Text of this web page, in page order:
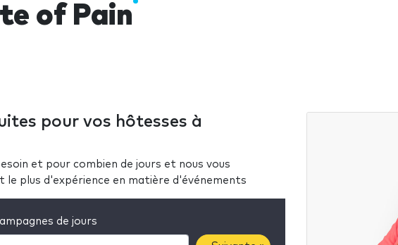
of Pain
pour vos hôtesses à
et pour combien de jours et nous vous
le plus d'expérience en matière d'événements
de jours